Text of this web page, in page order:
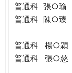
普通科 張○瑜
普通科 陳○臻
普通科
楊○穎
普通科
張○慈